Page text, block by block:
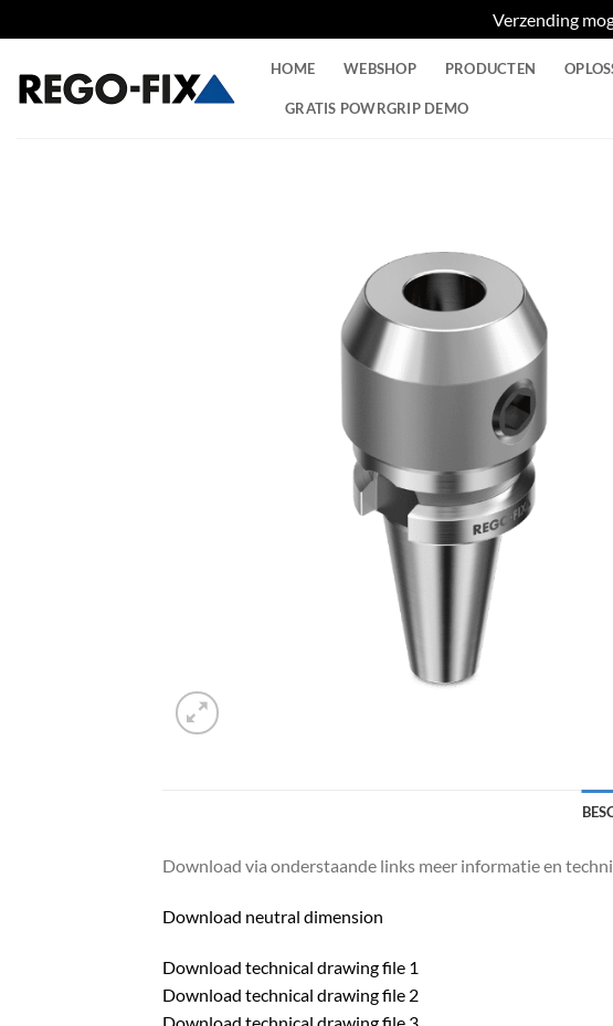
Verzending
naar
inhoud
HOME WEBSHOP PRODUCTEN
GRATIS POWRGRIP DEMO
Download via onderstaande links meer informatie en
Download neutral dimension
Download technical drawing file 1
Download technical drawing file 2
Download technical drawing file 3